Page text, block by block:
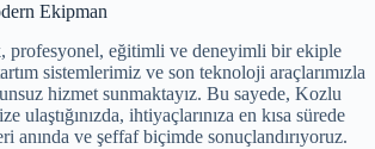
Ekipman
profesyonel, eğitimli ve deneyimli bir ekiple
sistemlerimiz ve son teknoloji araçlarımızla
hizmet sunmaktayız. Bu sayede, Kozlu
ulaştığınızda, ihtiyaçlarınıza en kısa sürede
anında ve şeffaf biçimde sonuçlandırıyoruz.